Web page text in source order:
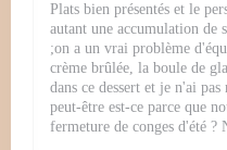
Plats bien présentés et le
autant une accumulation de
;on a un vrai problème
crème brûlée, la boule de
dans ce dessert et je n'ai
peut-être est-ce parce que
fermeture de conges d'été ?